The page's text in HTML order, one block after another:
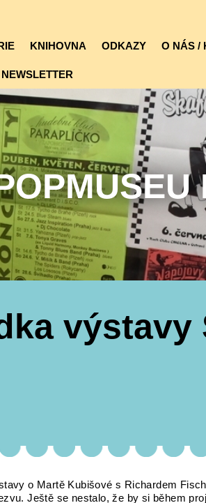
KNIHOVNA ODKAZY O NÁS /
NEWSLETTER
výstavy
o Martě Kubišové s Richardem
Ještě se nestalo, že by si během